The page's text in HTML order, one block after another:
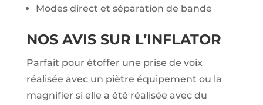
Modes direct et séparation de bande
NOS AVIS SUR L’INFLATOR
Parfait pour étoffer une prise de voix
réalisée avec un piètre équipement ou la
magnifier si elle a été réalisée avec du